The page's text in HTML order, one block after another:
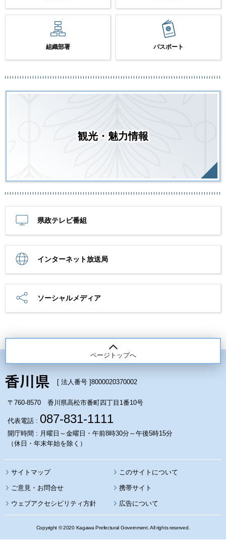
組織部署 パスポート
観光・魅力情報
県政テレビ番組
インターネット放送局
ソーシャルメディア
ページトップへ
[ 法人番号 ]8000020370002
〒760-8570 香川県高松市番町四丁目1番10号
代表電話 : 087-831-1111
開庁時間 : 月曜日～金曜日・午前8時30分～午後5時15分
（休日・年末年始を除く）
サイトマップ このサイトについて
携帯サイト
ウェブアクセシビリティ方針 広告について
Copyright © 2020 Kagawa Prefectural Government. All rights reserved.